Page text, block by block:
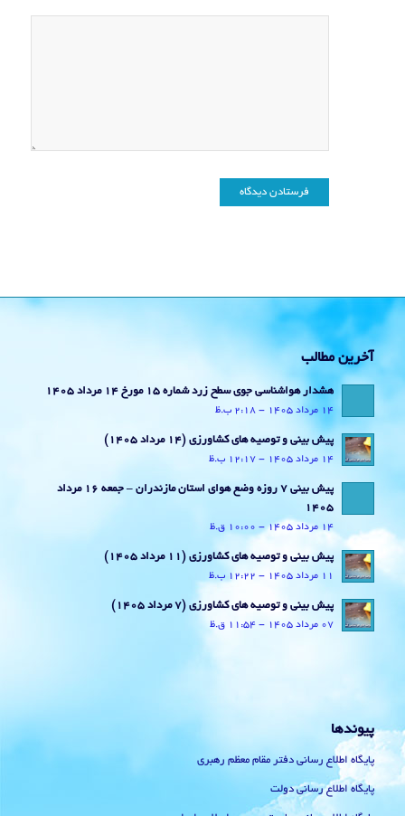
آخرین مطالب
هشدار هواشناسی جوی سطح زرد شماره 15 مورخ 14 مرداد 1405
14 مرداد 1405 - 2:18 ب.ظ
پیش بینی و توصیه های کشاورزی (14 مرداد ۱۴۰۵)
14 مرداد 1405 - 12:17 ب.ظ
پیش بینی 7 روزه وضع هوای استان مازندران – جمعه 16 مرداد
1405
14 مرداد 1405 - 10:00 ق.ظ
پیش بینی و توصیه های کشاورزی (11 مرداد ۱۴۰۵)
11 مرداد 1405 - 12:22 ب.ظ
پیش بینی و توصیه های کشاورزی (7 مرداد ۱۴۰۵)
07 مرداد 1405 - 11:54 ق.ظ
پیوندها
پایگاه اطلاع رسانی دفتر مقام معظم رهبری
پایگاه اطلاع رسانی دولت